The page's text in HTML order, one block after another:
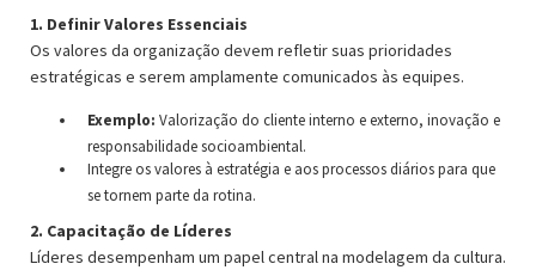
1. Definir Valores Essenciais
Os valores da organização devem refletir suas prioridades
estratégicas e serem amplamente comunicados às equipes.
Exemplo: Valorização do cliente interno e externo, inovação e
responsabilidade socioambiental.
Integre os valores à estratégia e aos processos diários para que
se tornem parte da rotina.
2. Capacitação de Líderes
Líderes desempenham um papel central na modelagem da cultura.